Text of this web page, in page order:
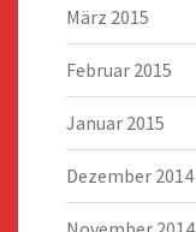
März 2015
Februar 2015
Januar 2015
Dezember 2014